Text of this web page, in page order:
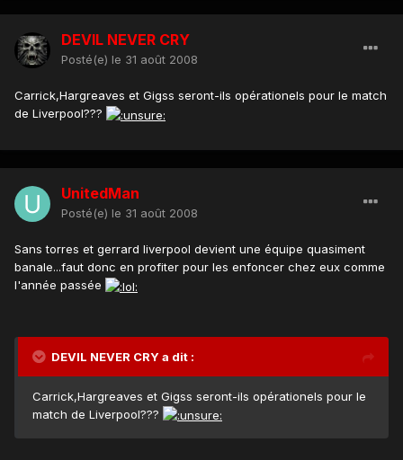
DEVIL NEVER CRY
Posté(e) le 31 août 2008
Carrick,Hargreaves et Gigss seront-ils opérationels pour le match
de Liverpool???
UnitedMan
Posté(e) le 31 août 2008
Sans torres et gerrard liverpool devient une équipe quasiment
banale...faut donc en profiter pour les enfoncer chez eux comme
l'année passée
DEVIL NEVER CRY a dit :
Carrick,Hargreaves et Gigss seront-ils opérationels pour le
match de Liverpool???